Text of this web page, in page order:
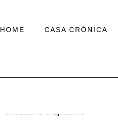
HOME CASA CRÓNICA